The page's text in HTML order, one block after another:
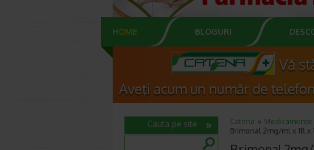
HOME BLOGURI
Catena Medicamente
Brimonal 2mg/ml x 1fl.x
Cauta pe site